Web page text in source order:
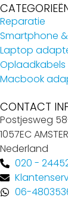
Reparatie
Smartphone
Laptop
Oplaadkabels
Macbook
CONTACT
Postjesweg
1057EC
Nederland
020 -
06-